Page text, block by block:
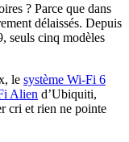
? Parce que dans
délaissés. Depuis
seuls cinq modèles
le système Wi-Fi 6
Alien d’Ubiquiti,
cri et rien ne pointe